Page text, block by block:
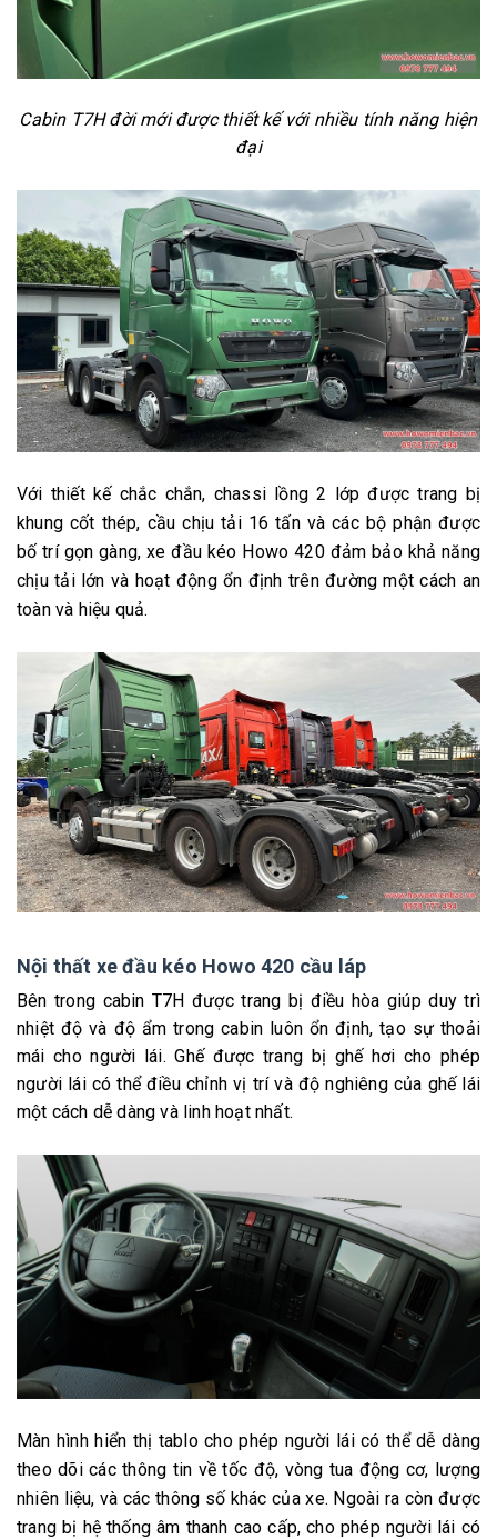
Cabin T7H đời mới được thiết kế với nhiều tính năng hiện
đại
Với thiết kế chắc chắn, chassi lồng 2 lớp được trang bị
khung cốt thép, cầu chịu tải 16 tấn và các bộ phận được
bố trí gọn gàng, xe đầu kéo Howo 420 đảm bảo khả năng
chịu tải lớn và hoạt động ổn định trên đường một cách an
toàn và hiệu quả.
Nội thất xe đầu kéo Howo 420 cầu láp
Bên trong cabin T7H được trang bị điều hòa giúp duy trì
nhiệt độ và độ ẩm trong cabin luôn ổn định, tạo sự thoải
mái cho người lái. Ghế được trang bị ghế hơi cho phép
người lái có thể điều chỉnh vị trí và độ nghiêng của ghế lái
một cách dễ dàng và linh hoạt nhất.
Màn hình hiển thị tablo cho phép người lái có thể dễ dàng
theo dõi các thông tin về tốc độ, vòng tua động cơ, lượng
nhiên liệu, và các thông số khác của xe. Ngoài ra còn được
trang bị hệ thống âm thanh cao cấp, cho phép người lái có